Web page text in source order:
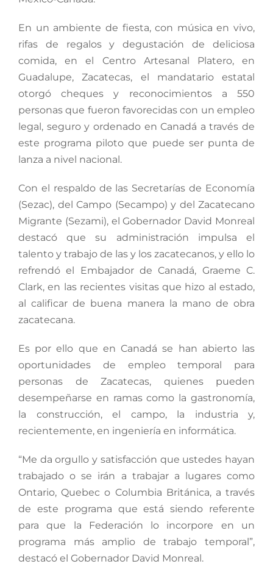
En un ambiente de fiesta, con música en vivo,
rifas de regalos y degustación de deliciosa
comida, en el Centro Artesanal Platero, en
Guadalupe, Zacatecas, el mandatario estatal
otorgó cheques y reconocimientos a 550
personas que fueron favorecidas con un empleo
legal, seguro y ordenado en Canadá a través de
este programa piloto que puede ser punta de
lanza a nivel nacional.
Con el respaldo de las Secretarías de Economía
(Sezac), del Campo (Secampo) y del Zacatecano
Migrante (Sezami), el Gobernador David Monreal
destacó que su administración impulsa el
talento y trabajo de las y los zacatecanos, y ello lo
refrendó el Embajador de Canadá, Graeme C.
Clark, en las recientes visitas que hizo al estado,
al calificar de buena manera la mano de obra
zacatecana.
Es por ello que en Canadá se han abierto las
oportunidades de empleo temporal para
personas de Zacatecas, quienes pueden
desempeñarse en ramas como la gastronomía,
la construcción, el campo, la industria y,
recientemente, en ingeniería en informática.
“Me da orgullo y satisfacción que ustedes hayan
trabajado o se irán a trabajar a lugares como
Ontario, Quebec o Columbia Británica, a través
de este programa que está siendo referente
para que la Federación lo incorpore en un
programa más amplio de trabajo temporal”,
destacó el Gobernador David Monreal.